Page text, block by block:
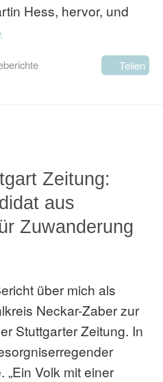
Hess, hervor, und
Teilen
Zeitung:
aus
Zuwanderung
über mich als
Neckar-Zaber zur
Stuttgarter Zeitung. In
„Ein Volk mit einer